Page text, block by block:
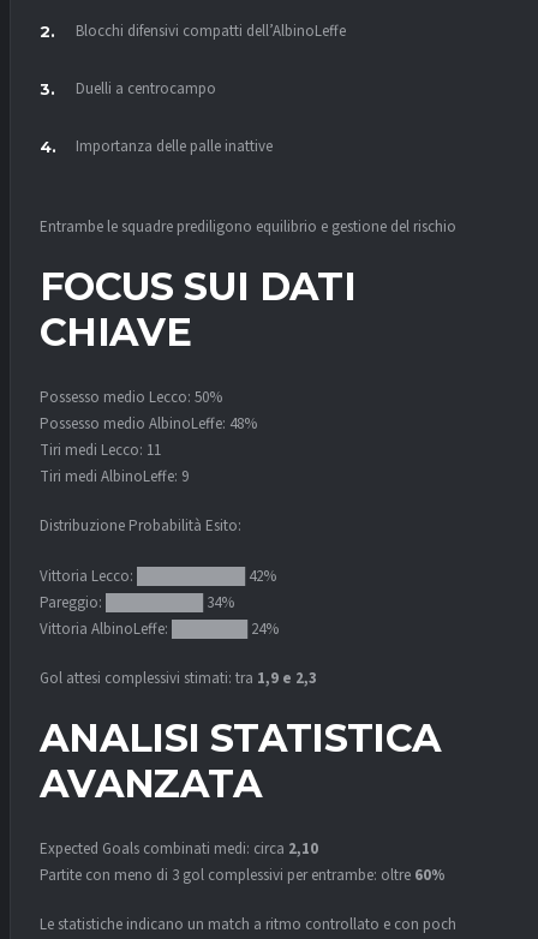
Blocchi difensivi compatti dell’AlbinoLeffe
Duelli a centrocampo
Importanza delle palle inattive
Entrambe le squadre prediligono equilibrio e gestione del rischio.
FOCUS SUI DATI
CHIAVE
Possesso medio Lecco: 50%
Possesso medio AlbinoLeffe: 48%
Tiri medi Lecco: 11
Tiri medi AlbinoLeffe: 9
Distribuzione Probabilità Esito:
Vittoria Lecco: ██████████ 42%
Pareggio: █████████ 34%
Vittoria AlbinoLeffe: ███████ 24%
Gol attesi complessivi stimati: tra 1,9 e 2,3
ANALISI STATISTICA
AVANZATA
Expected Goals combinati medi: circa 2,10
Partite con meno di 3 gol complessivi per entrambe: oltre 60%
Le statistiche indicano un match a ritmo controllato e con poche